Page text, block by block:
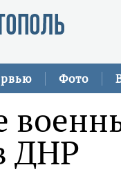
Фото
ДНР